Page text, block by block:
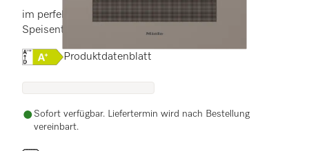
im perfekt kombinierbaren Design mit
Speisenthermometer und BrilliantLight.
Onlinelabel Image, Energielabel
Produktdatenblatt
Sofort verfügbar. Liefertermin wird nach Bestellung
vereinbart.